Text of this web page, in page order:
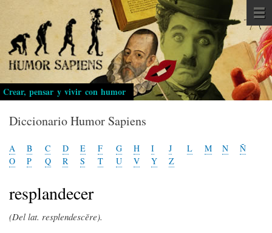
Pasar
al
contenido
principal
Crear, pensar y vivir con humor
Diccionario Humor Sapiens
A B C D E F G H I J L M N
Ñ
O
P Q R S T U V Y Z
resplandecer
(Del lat. resplendescĕre).